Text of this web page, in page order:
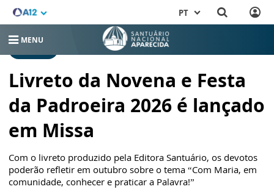
PT
MENU
Livreto da Novena e Festa
da Padroeira 2026 é lançado
em Missa
Com o livreto produzido pela Editora Santuário, os devotos
poderão refletir em outubro sobre o tema “Com Maria, em
comunidade, conhecer e praticar a Palavra!”